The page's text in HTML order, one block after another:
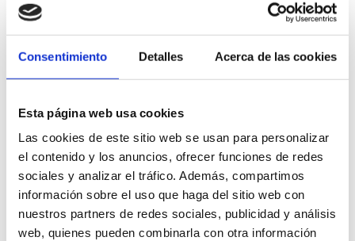
Consentimiento Detalles Acerca de las cookies
Esta página web usa cookies
Las cookies de este sitio web se usan para personalizar
el contenido y los anuncios, ofrecer funciones de redes
sociales y analizar el tráfico. Además, compartimos
información sobre el uso que haga del sitio web con
nuestros partners de redes sociales, publicidad y análisis
web, quienes pueden combinarla con otra información
Helado Frigo Chuches 20Ux85ML
Erregistratu